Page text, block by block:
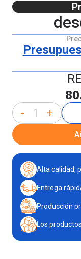
- +
Alta calidad,
Entrega
Producción
Los